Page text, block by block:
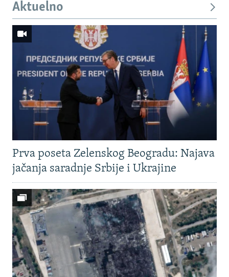
Aktuelno
Prva poseta Zelenskog Beogradu: Najava
jačanja saradnje Srbije i Ukrajine